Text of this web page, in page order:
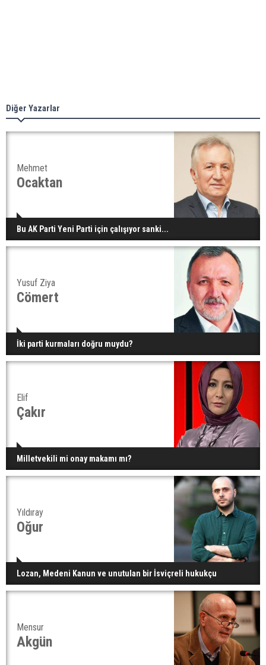
Diğer Yazarlar
Mehmet
Ocaktan
Bu AK Parti Yeni Parti için çalışıyor sanki...
Yusuf Ziya
Cömert
İki parti kurmaları doğru muydu?
Elif
Çakır
Milletvekili mi onay makamı mı?
Yıldıray
Oğur
Lozan, Medeni Kanun ve unutulan bir İsviçreli hukukçu
Mensur
Akgün